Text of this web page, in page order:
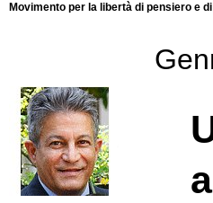
Movimento per la libertà di pensiero e